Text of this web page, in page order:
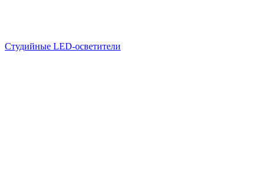
Студийные LED-осветители